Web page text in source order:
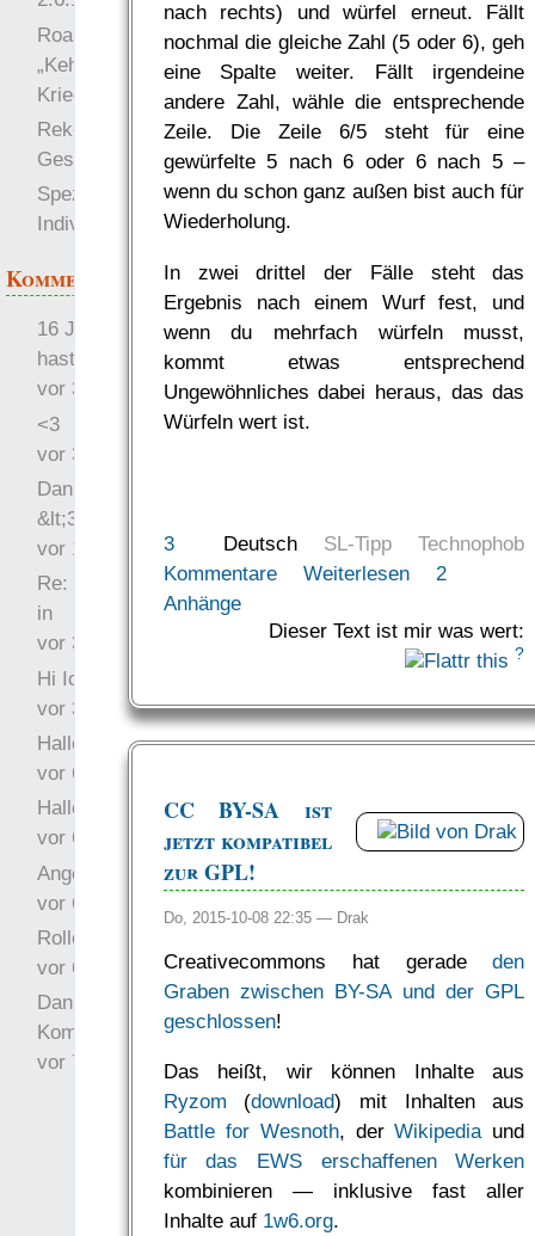
nach rechts) und würfel erneut. Fällt
nochmal die gleiche Zahl (5 oder 6), geh
eine Spalte weiter. Fällt irgendeine
andere Zahl, wähle die entsprechende
Zeile. Die Zeile 6/5 steht für eine
gewürfelte 5 nach 6 oder 6 nach 5 –
wenn du schon ganz außen bist auch für
Wiederholung.
In zwei drittel der Fälle steht das
Ergebnis nach einem Wurf fest, und
wenn du mehrfach würfeln musst,
kommt etwas entsprechend
Ungewöhnliches dabei heraus, das das
Würfeln wert ist.
Deutsch SL-Tipp Technophob
3
Kommentare
Weiterlesen
2
Anhänge
Dieser Text ist mir was wert:
?
CC BY-SA ist
jetzt kompatibel
zur GPL!
Do, 2015-10-08 22:35 — Drak
Creativecommons hat geradeden
Graben zwischen BY-SA und der GPL
geschlossen!
Das heißt, wir können Inhalte aus
Ryzom (download) mit Inhalten aus
Battle for Wesnoth, derWikipediaund
für das EWS erschaffenen Werken
kombinieren — inklusive fast aller
Inhalte auf 1w6.org.
Roan Chrosch -
„Kehlbiss“,
Kriegsveteranin
Rekonstruierte
Geschichte
Spezies, Kultur,
Individuum (Skim)
Kommentare
16 Jahre später: mist, du
hast Recht …
vor 31 Wochen 4 Tage
<3
vor 34 Wochen 5 Tage
Danke für das Statement
&lt;3
vor 1 Jahr 48 Wochen
Re: Hi Ich bin völlig neu
in
vor 3 Jahre 33 Wochen
Hi Ich bin völlig neu in
vor 3 Jahre 46 Wochen
Hallo Ochrasylion
vor 6 Jahre 10 Wochen
Hallo Drak
vor 6 Jahre 10 Wochen
Angefragt
vor 6 Jahre 10 Wochen
Rollenspielrunde
vor 6 Jahre 10 Wochen
Danke für Deinen
Kommentar!
vor 7 Jahre 22 Wochen